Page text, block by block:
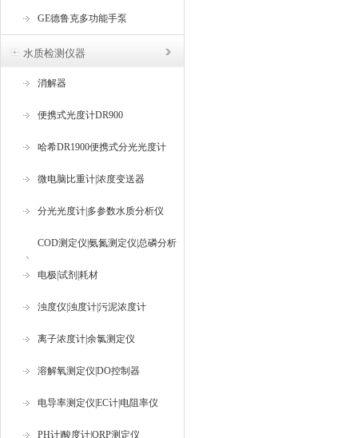
GE德鲁克多功能手泵
水质检测仪器
消解器
便携式光度计DR900
哈希DR1900便携式分光光度计
微电脑比重计|浓度变送器
分光光度计|多参数水质分析仪
COD测定仪|氨氮测定仪|总磷分析
仪
电极|试剂|耗材
浊度仪|浊度计|污泥浓度计
离子浓度计|余氯测定仪
溶解氧测定仪|DO控制器
电导率测定仪|EC计|电阻率仪
PH计|酸度计|ORP测定仪